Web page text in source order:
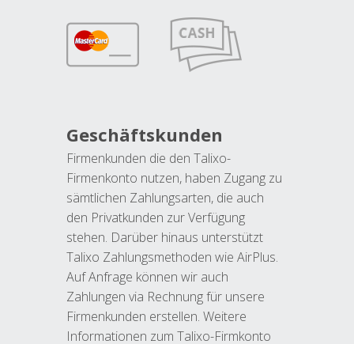
Geschäftskunden
Firmenkunden die den Talixo-
Firmenkonto nutzen, haben Zugang zu
sämtlichen Zahlungsarten, die auch
den Privatkunden zur Verfügung
stehen. Darüber hinaus unterstützt
Talixo Zahlungsmethoden wie AirPlus.
Auf Anfrage können wir auch
Zahlungen via Rechnung für unsere
Firmenkunden erstellen. Weitere
Informationen zum Talixo-Firmkonto